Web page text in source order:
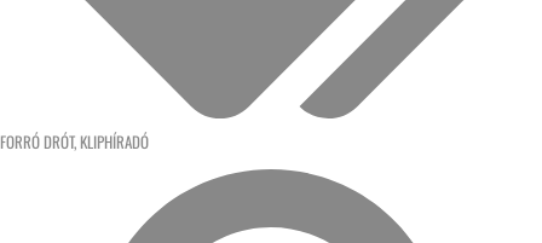
FORRÓ DRÓT, KLIPHÍRADÓ